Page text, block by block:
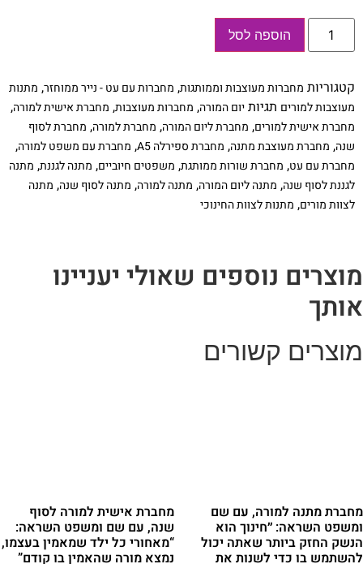
כמות
מחברת
לסוף
שנה,
עם
שם
ומשפט
השראה:
״הדרך
הנכונה
לחנך
בני
לדוגמא״
הוספה לסל
קטגוריותמחברות מעוצבות וממותגות,מחברות עם עט - נייר ממוחזר,מתנות
מעוצבות למורים תגיותיום המורה,מחברות מעוצבות,מחברת אישית למורה,
מחברת אישית למורים,מחברת ליום המורה,מחברת למורה,מחברת לסוף
שנה,מחברת מעוצבת מתנה,מחברת ספירלה A5 ,מחברת עם משפט למורה,
מחברת עם עט,מחברת שורות ממותגת,משפטים חיוביים,מתנה לגננת,מתנה
לגננת לסוף שנה,מתנה ליום המורה,מתנה למורה,מתנה לסוף שנה,מתנה
לצוות מורים,מתנות לצוות החינוכי
נוספים שאולי יעניינו
קשורים
מתנה למורה, עם שם
השראה: ״חינוך הוא
החזק ביותר שאתה יכול
בו כדי לשנות את
מחברת אישית למורה לסוף
שנה, עם שם ומשפט השראה:
“מאחורי כל ילד שמאמין בעצמו,
נמצא מורה שהאמין בו קודם”